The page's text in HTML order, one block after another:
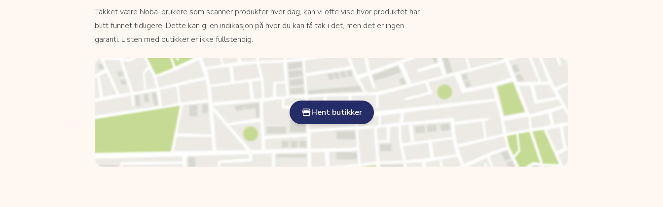
Takket være Noba-brukere som scanner produkter hver dag, kan vi ofte vise hvor produktet har
blitt funnet tidligere. Dette kan gi en indikasjon på hvor du kan få tak i det, men det er ingen
garanti. Listen med butikker er ikke fullstendig.
Hent butikker